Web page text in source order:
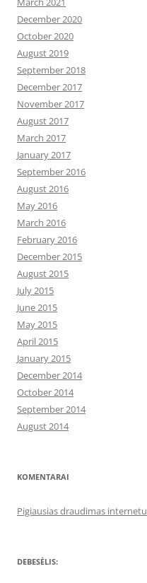
December 2020
October 2020
August 2019
September 2018
December 2017
November 2017
August 2017
March 2017
January 2017
September 2016
August 2016
May 2016
March 2016
February 2016
December 2015
August 2015
July 2015
June 2015
May 2015
April 2015
January 2015
December 2014
October 2014
September 2014
August 2014
KOMENTARAI
Pigiausias draudimas internetu
DEBESĖLIS: